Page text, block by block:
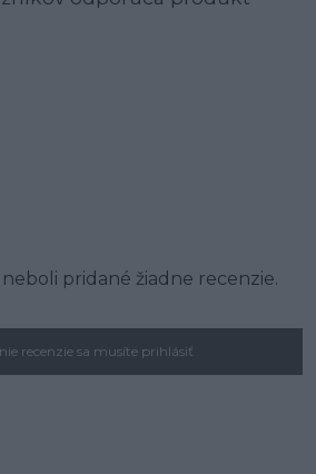
pridané žiadne recenzie.
recenzie sa musíte prihlásiť